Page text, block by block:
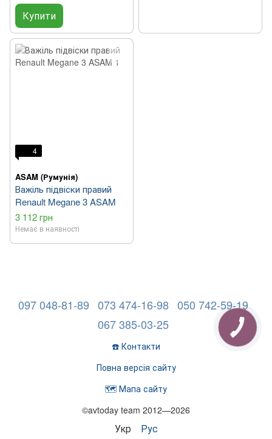
Купити
4
ASAM (Румунія)
Важіль підвіски правий
Renault Megane 3 ASAM
3 112 грн
Немає в наявності
097 048-81-89 073 474-16-98 050 742-59-19
067 385-03-25
☎️ Контакти
Повна версія сайту
🗺️ Мапа сайту
©avtoday team 2012—2026
Укр Рус